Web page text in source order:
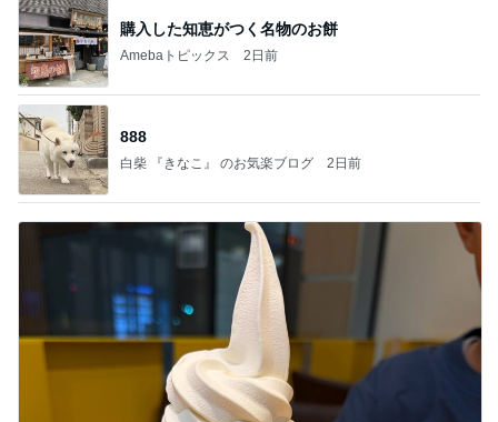
購入した知恵がつく名物のお餅
Amebaトピックス 2日前
888
白柴 『きなこ』 のお気楽ブログ 2日前